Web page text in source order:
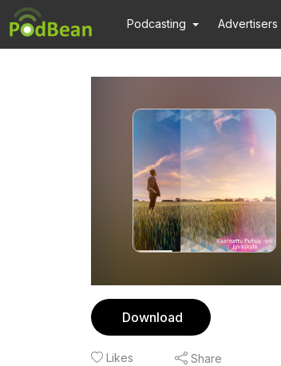
Podcasting Advertisers
Download
Likes Share